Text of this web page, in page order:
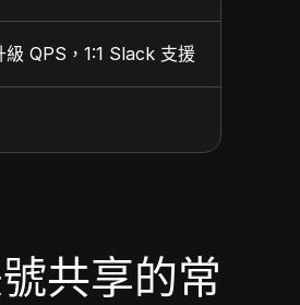
QPS，1:1 Slack 支援
共享的常